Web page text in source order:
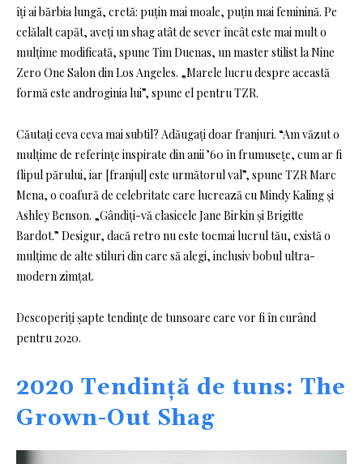
îți ai bărbia lungă, cretă: puțin mai moale, puțin mai feminină. Pe
celălalt capăt, aveți un shag atât de sever încât este mai mult o
mulțime modificată, spune Tim Duenas, un master stilist la Nine
Zero One Salon din Los Angeles. „Marele lucru despre această
formă este androginia lui”, spune el pentru TZR.
Căutați ceva ceva mai subtil? Adăugați doar franjuri. “Am văzut o
mulțime de referințe inspirate din anii ’60 în frumusețe, cum ar fi
flipul părului, iar [franjul] este următorul val”, spune TZR Marc
Mena, o coafură de celebritate care lucrează cu Mindy Kaling și
Ashley Benson. „Gândiți-vă clasicele Jane Birkin și Brigitte
Bardot.” Desigur, dacă retro nu este tocmai lucrul tău, există o
mulțime de alte stiluri din care să alegi, inclusiv bobul ultra-
modern zimțat.
Descoperiți șapte tendințe de tunsoare care vor fi în curând
pentru 2020.
2020 Tendință de tuns: The
Grown-Out Shag